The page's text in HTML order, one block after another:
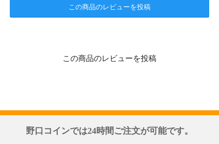
この商品のレビューを投稿
この商品のレビューを投稿
野口コインでは24時間ご注文が可能です。